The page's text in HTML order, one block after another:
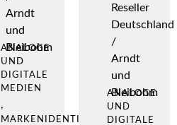
Arndt
und
Bleibohm
ANALOGE
UND
DIGITALE
MEDIEN
,
MARKENIDENTITÄT
Reseller
Deutschland
/
Arndt
und
Bleibohm
ANALOGE
UND
DIGITALE